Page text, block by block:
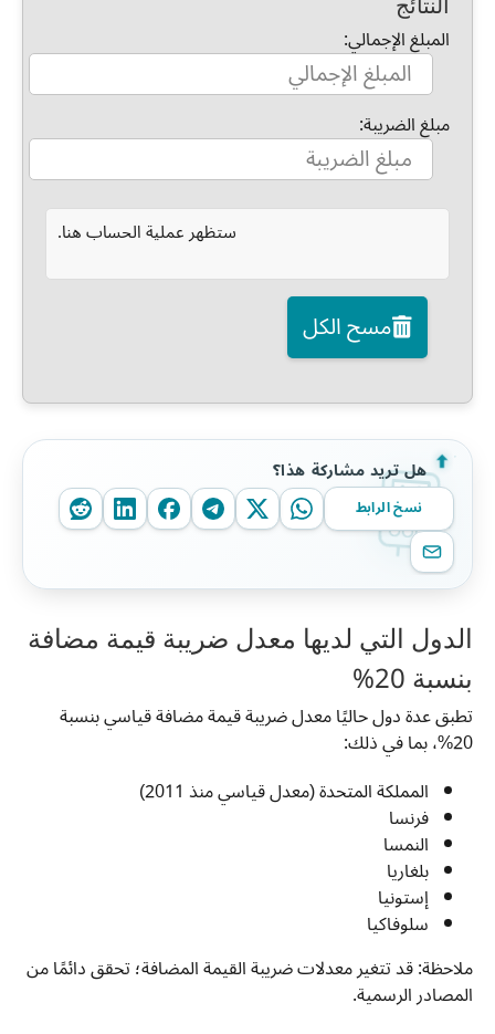
المبلغ الإجمالي:
مبلغ الضريبة:
ستظهر عملية الحساب هنا.
مسح الكل
هل تريد مشاركة هذا؟
نسخ الرابط
الدول التي لديها معدل ضريبة قيمة مضافة
بنسبة 20%
تطبق عدة دول حاليًا معدل ضريبة قيمة مضافة قياسي بنسبة
20%، بما في ذلك:
المملكة المتحدة (معدل قياسي منذ 2011)
فرنسا
النمسا
بلغاريا
إستونيا
سلوفاكيا
ملاحظة: قد تتغير معدلات ضريبة القيمة المضافة؛ تحقق دائمًا من
المصادر الرسمية.